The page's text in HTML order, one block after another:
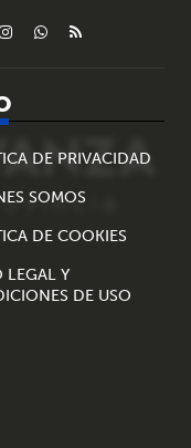
DE PRIVACIDAD
SOMOS
DE COOKIES
LEGAL Y
DE USO